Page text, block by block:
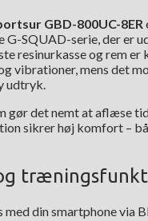
GBD-800UC-8ER
G-SQUAD-serie, der er
resinurkasse og rem er
vibrationer, mens det
udtryk.
gør det nemt at aflæse
sikrer høj komfort –
din smartphone via